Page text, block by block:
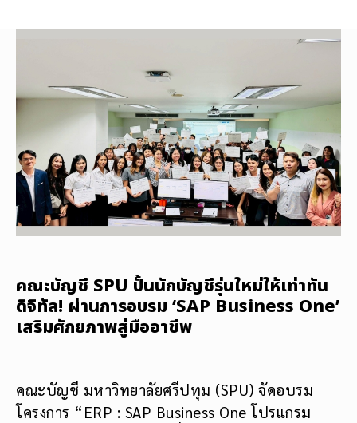
คณะบัญชี SPU ปั้นนักบัญชีรุ่นใหม่ให้เท่าทัน
ดิจิทัล! ผ่านการอบรม ‘SAP Business One’
เสริมศักยภาพสู่มืออาชีพ
คณะบัญชี มหาวิทยาลัยศรีปทุม (SPU) จัดอบรม
โครงการ “ERP : SAP Business One โปรแกรม